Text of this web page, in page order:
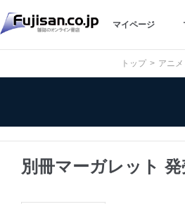
マイページ
トップ アニ
別冊マーガレット